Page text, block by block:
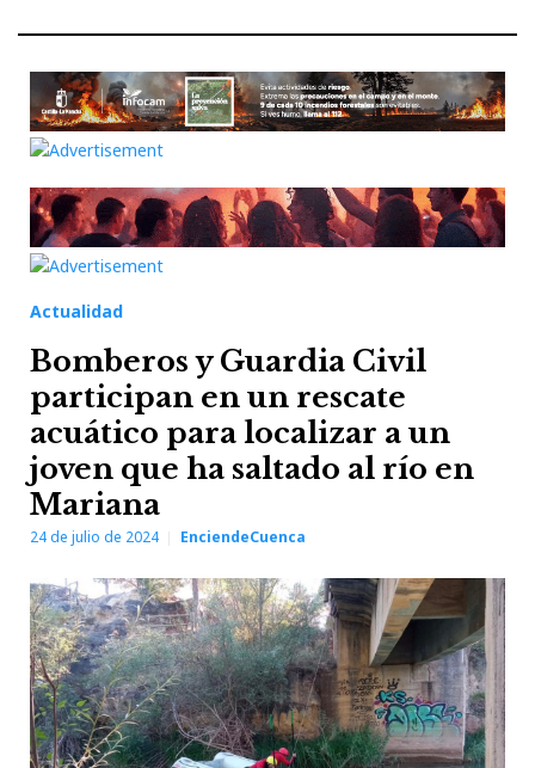
Actualidad
Bomberos y Guardia Civil
participan en un rescate
acuático para localizar a un
joven que ha saltado al río en
Mariana
24 de julio de 2024 EnciendeCuenca